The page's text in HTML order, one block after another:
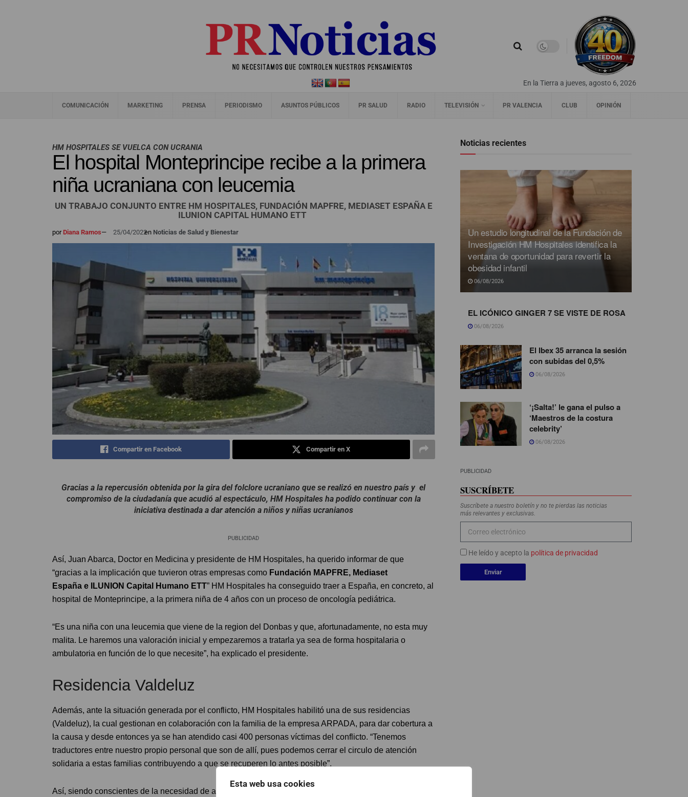
Esta web usa cookies
En la Tierra a jueves, agosto 6, 2026
COMUNICACIÓN MARKETING PRENSA PERIODISMO ASUNTOS PÚBLICOS PR SALUD RADIO TELEVISIÓN PR VALENCIA CLUB OPINIÓN
HM HOSPITALES SE VUELCA CON UCRANIA
El hospital Monteprincipe recibe a la primera
niña ucraniana con leucemia
UN TRABAJO CONJUNTO ENTRE HM HOSPITALES, FUNDACIÓN MAPFRE, MEDIASET ESPAÑA E
ILUNION CAPITAL HUMANO ETT
porDiana Ramos— 25/04/2022en Noticias de Salud y Bienestar
Compartir en Facebook Compartir en X
Gracias a la repercusión obtenida por la gira del folclore ucraniano que se realizó en nuestro país y el
compromiso de la ciudadanía que acudió al espectáculo, HM Hospitales ha podido continuar con la
iniciativa destinada a dar atención a niños y niñas ucranianos
PUBLICIDAD
Así, Juan Abarca, Doctor en Medicina y presidente de HM Hospitales, ha querido informar de que
“gracias a la implicación que tuvieron otras empresas como Fundación MAPFRE, Mediaset
España e ILUNION Capital Humano ETT” HM Hospitales ha conseguido traer a España, en concreto, al
hospital de Monteprincipe, a la primera niña de 4 años con un proceso de oncología pediátrica.
“Es una niña con una leucemia que viene de la region del Donbas y que, afortunadamente, no esta muy
malita. Le haremos una valoración inicial y empezaremos a tratarla ya sea de forma hospitalaria o
ambulatoria en función de lo que necesite”, ha explicado el presidente.
Residencia Valdeluz
Además, ante la situación generada por el conflicto, HM Hospitales habilitó una de sus residencias
(Valdeluz), la cual gestionan en colaboración con la familia de la empresa ARPADA, para dar cobertura a
la causa y desde entonces ya se han atendido casi 400 personas víctimas del conflicto. “Tenemos
traductores entre nuestro propio personal que son de allí, pues podemos cerrar el circulo de atención
solidaria a estas familias contribuyendo a que se recuperen lo antes posible”.
Así, siendo conscientes de la necesidad de ayudar y viendo resultados de la última iniciativa, HM
Noticias recientes
Un estudio longitudinal de la Fundación de
Investigación HM Hospitales identifica la
ventana de oportunidad para revertir la
obesidad infantil
06/08/2026
EL ICÓNICO GINGER 7 SE VISTE DE ROSA
06/08/2026
El Ibex 35 arranca la sesión
con subidas del 0,5%
06/08/2026
‘¡Salta!’ le gana el pulso a
‘Maestros de la costura
celebrity’
06/08/2026
PUBLICIDAD
SUSCRÍBETE
Suscríbete a nuestro boletín y no te pierdas las noticias
más relevantes y exclusivas.
He leído y acepto la política de privacidad
Enviar